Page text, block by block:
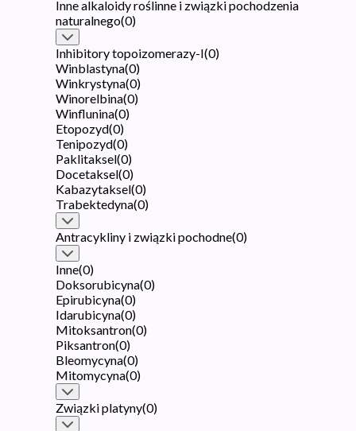
Inne alkaloidy roślinne i związki pochodzenia
naturalnego(0)
Inhibitory topoizomerazy-I(0)
Winblastyna(0)
Winkrystyna(0)
Winorelbina(0)
Winflunina(0)
Etopozyd(0)
Tenipozyd(0)
Paklitaksel(0)
Docetaksel(0)
Kabazytaksel(0)
Trabektedyna(0)
Antracykliny i związki pochodne(0)
Inne(0)
Doksorubicyna(0)
Epirubicyna(0)
Idarubicyna(0)
Mitoksantron(0)
Piksantron(0)
Bleomycyna(0)
Mitomycyna(0)
Związki platyny(0)